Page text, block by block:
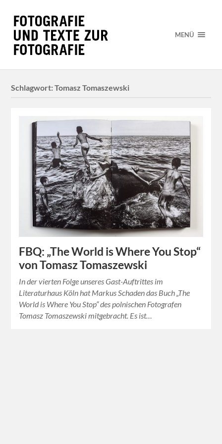
MENÜ
Schlagwort:Tomasz Tomaszewski
FBQ: „The World is Where You Stop“
von Tomasz Tomaszewski
In der vierten Folge unseres Gast-Auftrittes im
Literaturhaus Köln hat Markus Schaden das Buch „The
World is Where You Stop“ des polnischen Fotografen
Tomasz Tomaszewski mitgebracht. Es ist…